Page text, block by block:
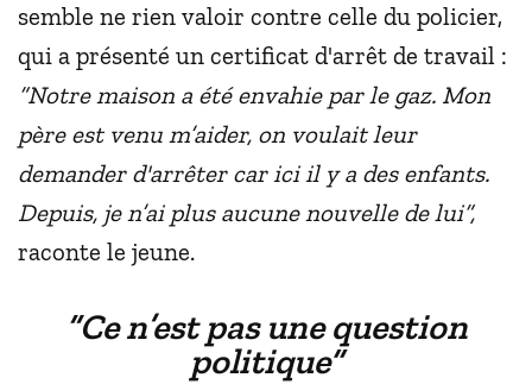
semble ne rien valoir contre celle du policier,
qui a présenté un certificat d'arrêt de travail :
“Notre maison a été envahie par le gaz. Mon
père est venu m’aider, on voulait leur
demander d'arrêter car ici il y a des enfants.
Depuis, je n’ai plus aucune nouvelle de lui”,
raconte le jeune.
“Ce n’est pas une question
politique”